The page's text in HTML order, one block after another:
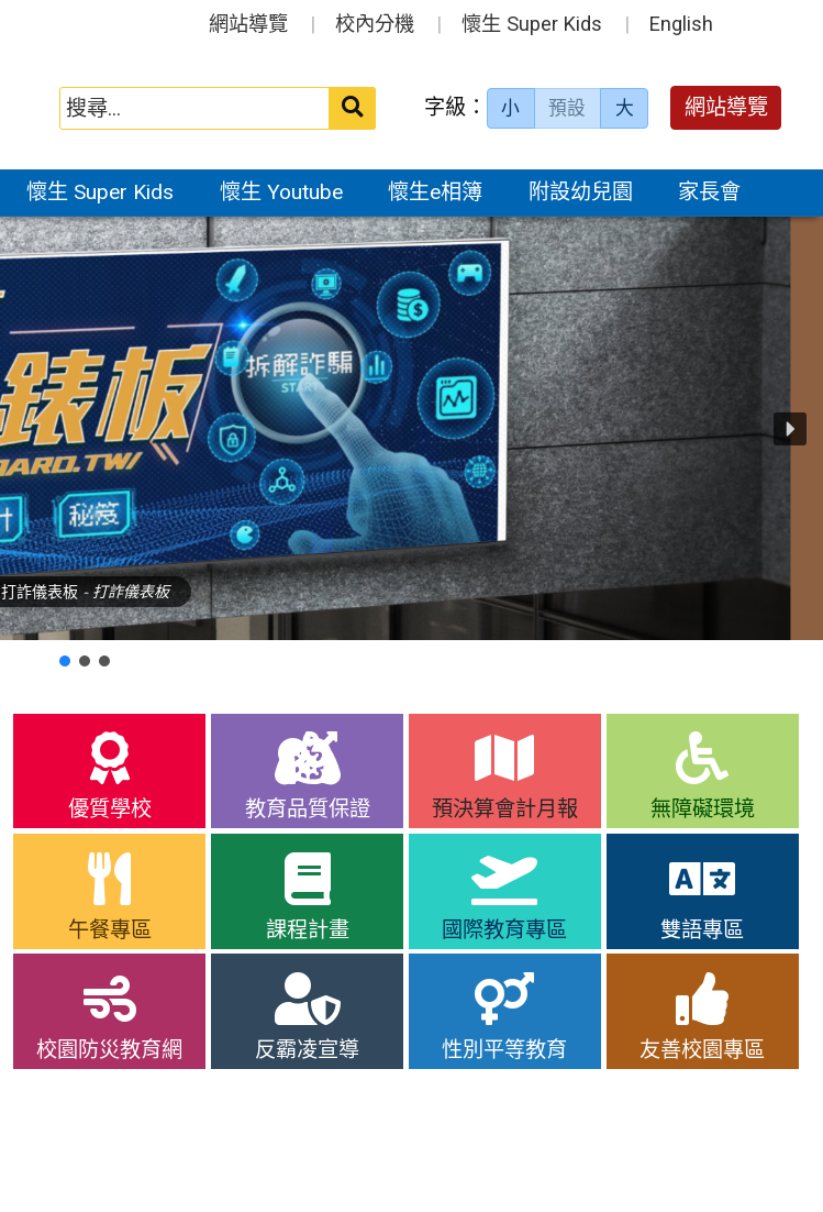
網站導覽 校內分機 懷生 Super Kids English
送出 字級： 小 預設 大 網站導覽
懷生 Super Kids 懷生 Youtube 懷生e相簿 附設幼兒園 家長會
打詐儀表板- 打詐儀表板
優質學校 教育品質保證 預決算會計月報 無障礙環境
午餐專區 課程計畫 國際教育專區 雙語專區
校園防災教育網 反霸凌宣導 性別平等教育 友善校園專區